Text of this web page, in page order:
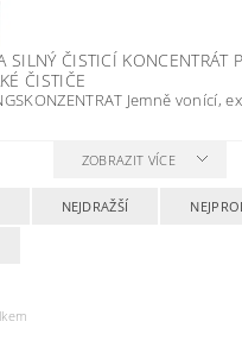
SILNÝ ČISTICÍ KONCENTRÁT
ČISTIČE
Jemně vonící,
ZOBRAZIT VÍCE
NEJDRAŽŠÍ